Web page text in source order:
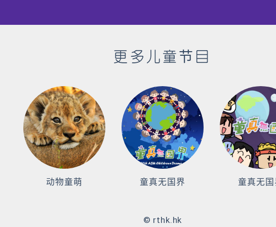
更多儿童节目
动物童萌 童真无国界 童真无
© rthk.hk